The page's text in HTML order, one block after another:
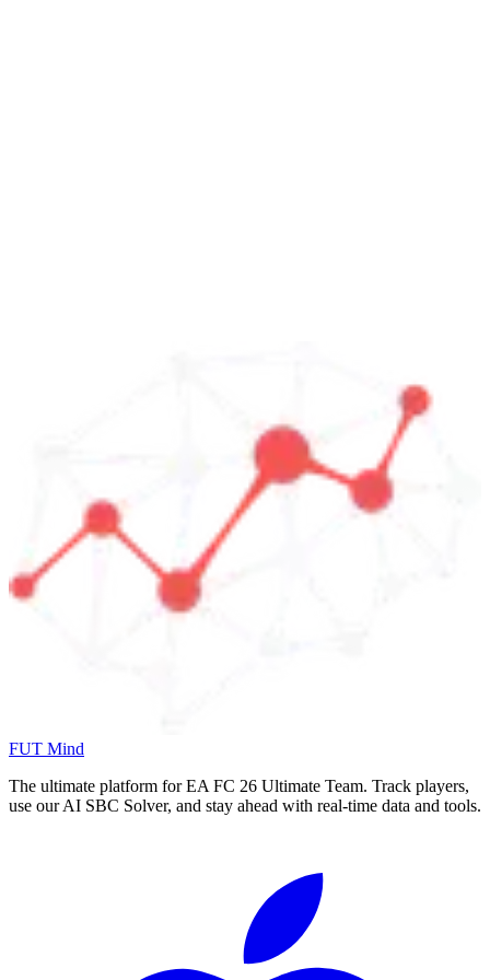
FUT Mind
The ultimate platform for EA FC 26 Ultimate Team. Track players,
use our AI SBC Solver, and stay ahead with real-time data and tools.